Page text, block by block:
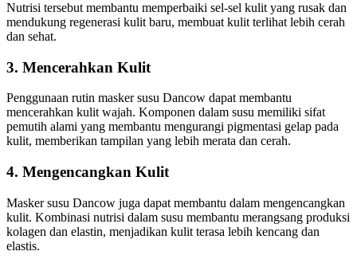
Nutrisi tersebut membantu memperbaiki sel-sel kulit yang rusak dan
mendukung regenerasi kulit baru, membuat kulit terlihat lebih cerah
dan sehat.
3. Mencerahkan Kulit
Penggunaan rutin masker susu Dancow dapat membantu
mencerahkan kulit wajah. Komponen dalam susu memiliki sifat
pemutih alami yang membantu mengurangi pigmentasi gelap pada
kulit, memberikan tampilan yang lebih merata dan cerah.
4. Mengencangkan Kulit
Masker susu Dancow juga dapat membantu dalam mengencangkan
kulit. Kombinasi nutrisi dalam susu membantu merangsang produksi
kolagen dan elastin, menjadikan kulit terasa lebih kencang dan
elastis.